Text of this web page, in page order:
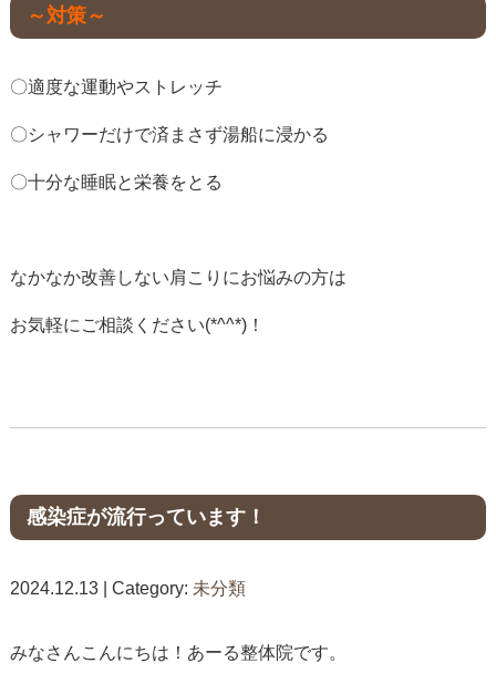
～対策～
〇適度な運動やストレッチ
〇シャワーだけで済まさず湯船に浸かる
〇十分な睡眠と栄養をとる
なかなか改善しない肩こりにお悩みの方は
お気軽にご相談ください(*^^*)！
感染症が流行っています！
2024.12.13 | Category: 未分類
みなさんこんにちは！あーる整体院です。